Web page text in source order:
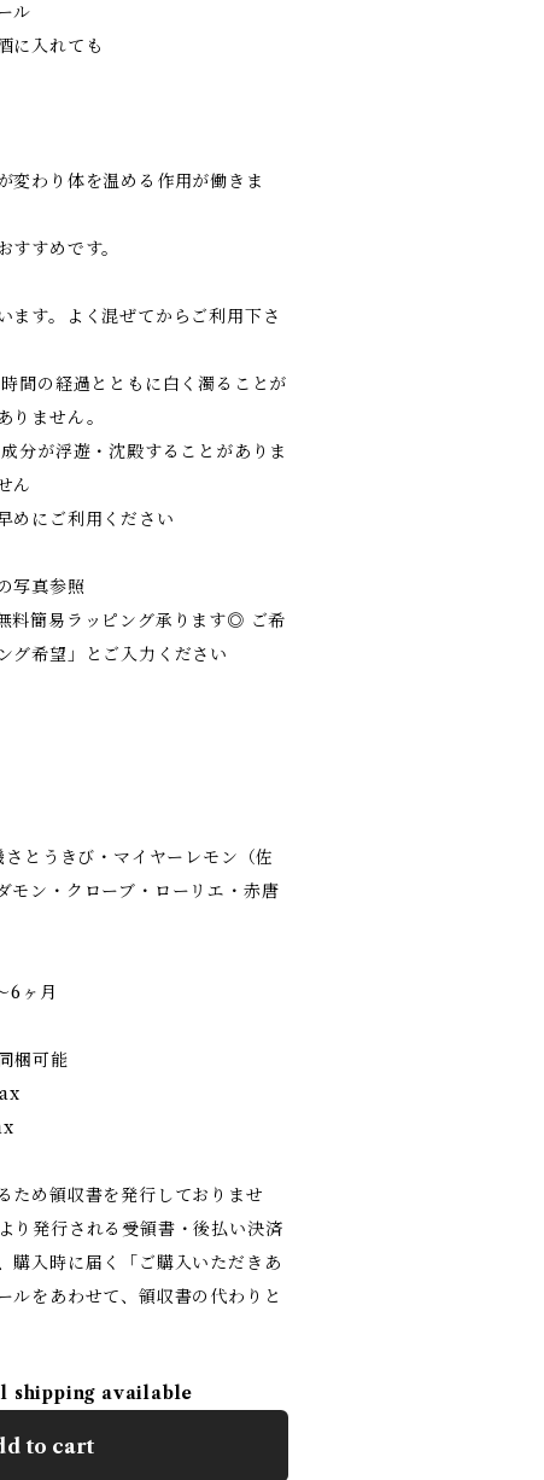
ル
に入れても
変わり体を温める作用が働きま
すめです。
ます。よく混ぜてからご利用下さ
間の経過とともに白く濁ることが
りません。
分が浮遊・沈殿することがありま
ん
めにご利用ください
写真参照
料簡易ラッピング承ります◎ ご希
グ希望」とご入力ください
とうきび・マイヤーレモン（佐
モン・クローブ・ローリエ・赤唐
6ヶ月
梱可能
ため領収書を発行しておりませ
り発行される受領書・後払い決済
購入時に届く「ご購入いただきあ
ルをあわせて、領収書の代わりと
shipping available
to cart